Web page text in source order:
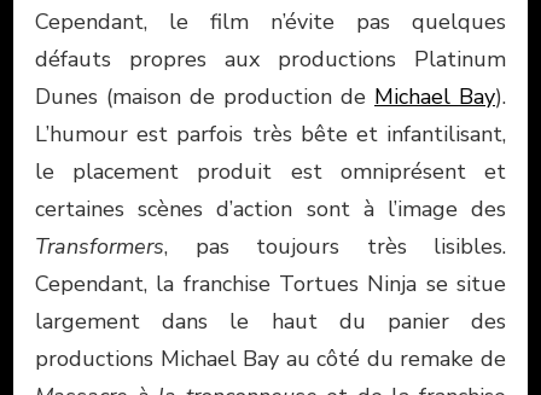
Cependant, le film n’évite pas quelques
défauts propres aux productions Platinum
Dunes (maison de production de Michael Bay).
L’humour est parfois très bête et infantilisant,
le placement produit est omniprésent et
certaines scènes d’action sont à l’image des
Transformers, pas toujours très lisibles.
Cependant, la franchise Tortues Ninja se situe
largement dans le haut du panier des
productions Michael Bay au côté du remake de